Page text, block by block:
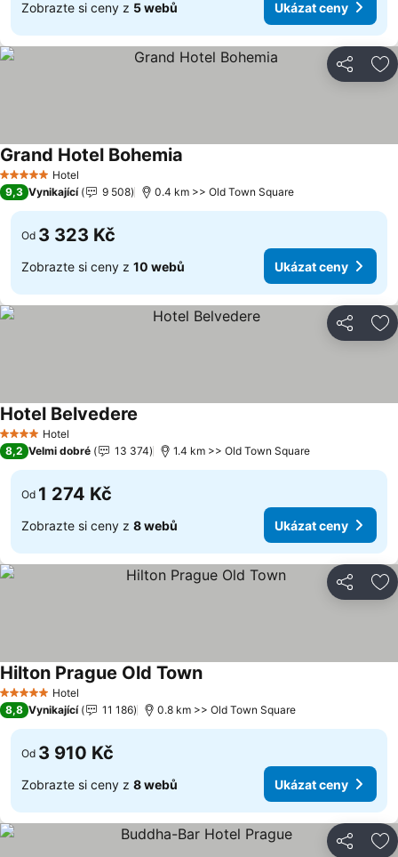
Zobrazte si ceny z 5 webů Ukázat ceny
Sdílet
5 Počet hvězdiček
Hotel
Grand Hotel Bohemia
9,3 Vynikající 9 508 0.4 km >> Old Town Square
Od 3 323 Kč
Zobrazte si ceny z 10 webů Ukázat ceny
Sdílet
4 Počet hvězdiček
Hotel
Hotel Belvedere
8,2 Velmi dobré 13 374 1.4 km >> Old Town Square
Od 1 274 Kč
Zobrazte si ceny z 8 webů Ukázat ceny
Sdílet
5 Počet hvězdiček
Hotel
Hilton Prague Old Town
8,8 Vynikající 11 186 0.8 km >> Old Town Square
Od 3 910 Kč
Zobrazte si ceny z 8 webů Ukázat ceny
Sdílet